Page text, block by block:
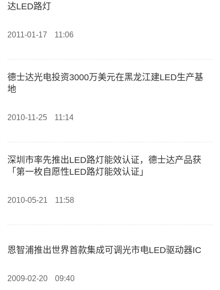
达LED路灯
2011-01-17 11:06
德士达光电投资3000万美元在黑龙江建LED生产基
地
2010-11-25 11:14
深圳市率先推出LED路灯能效认证，德士达产品获
「第一枚自愿性LED路灯能效认证」
2010-05-21 11:58
恩智浦推出世界首款集成可调光市电LED驱动器IC
2009-02-20 09:40